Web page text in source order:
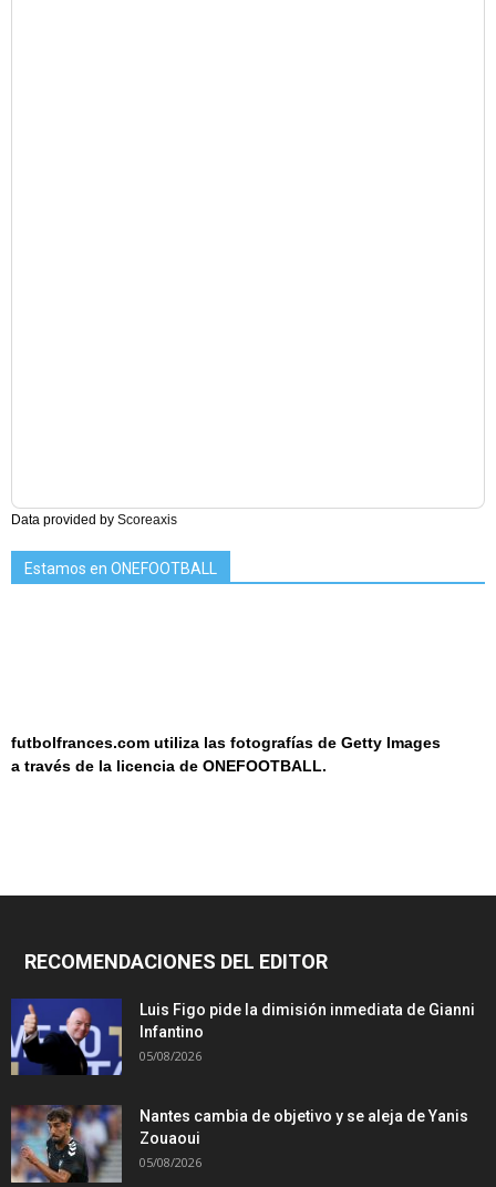
Data provided by Scoreaxis
Estamos en ONEFOOTBALL
futbolfrances.com utiliza las fotografías de Getty Images
a través de la licencia de ONEFOOTBALL.
RECOMENDACIONES DEL EDITOR
Luis Figo pide la dimisión inmediata de Gianni
Infantino
05/08/2026
Nantes cambia de objetivo y se aleja de Yanis
Zouaoui
05/08/2026